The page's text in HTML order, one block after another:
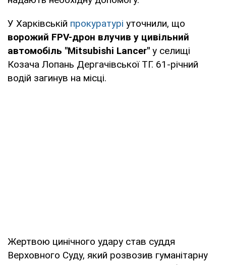
У Харківській прокуратурі уточнили, що
ворожий FPV-дрон влучив у цивільний
автомобіль "Mitsubishi Lancer" у селищі
Козача Лопань Дергачівської ТГ. 61-річний
водій загинув на місці.
Жертвою цинічного удару став суддя
Верховного Суду, який розвозив гуманітарну